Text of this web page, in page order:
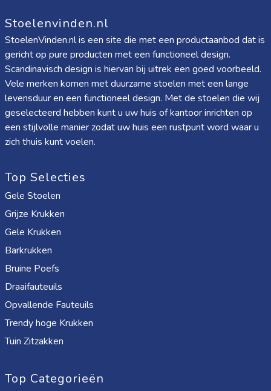
Stoelenvinden.nl
StoelenVinden.nl is een site die met een productaanbod dat is
gericht op pure producten met een functioneel design.
Scandinavisch design is hiervan bij uitrek een goed voorbeeld.
Vele merken komen met duurzame stoelen met een lange
levensduur en een functioneel design. Met de stoelen die wij
geselecteerd hebben kunt u uw huis of kantoor inrichten op
een stijlvolle manier zodat uw huis een rustpunt word waar u
zich thuis kunt voelen.
Top Selecties
Gele Stoelen
Grijze Krukken
Gele Krukken
Barkrukken
Bruine Poefs
Draaifauteuils
Opvallende Fauteuils
Trendy hoge Krukken
Tuin Zitzakken
Top Categorieën